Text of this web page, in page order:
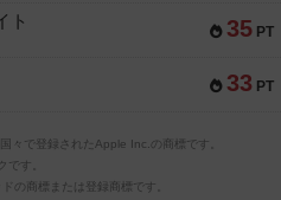
35 PT
ト
33 PT
々で登録されたApple Inc.の商標です。
す。
の商標または登録商標です。